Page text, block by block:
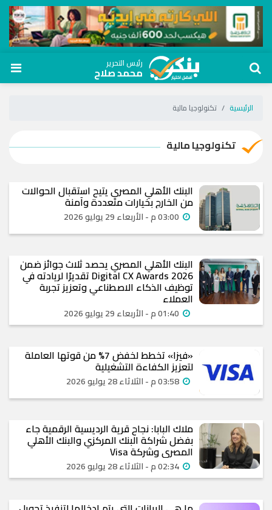
رئيس التحرير
محمد صلاح
الرئيسية تكنولوجيا مالية
تكنولوجيا مالية
البنك الأهلي المصري يتيح استقبال الحوالات
من الخارج بخيارات متعددة وآمنة
البنك الأهلي المصري يحصد ثلاث جوائز ضمن
Digital CX Awards 2026 تقديرًا لريادته في
توظيف الذكاء الاصطناعي وتعزيز تجربة
العملاء
«فيزا» تخطط لخفض 7% من قوتها العاملة
لتعزيز الكفاءة التشغيلية
ملاك البابا: نجاح قرية الرديسية الرقمية جاء
بفضل شراكة البنك المركزي والبنك الأهلي
المصري وشركة Visa